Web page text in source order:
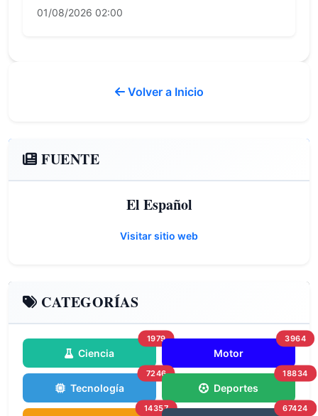
01/08/2026 02:00
Volver a Inicio
FUENTE
El Español
Visitar sitio web
CATEGORÍAS
Ciencia
1979
Motor
3964
Tecnología
7246
Deportes
18834
14357 67424